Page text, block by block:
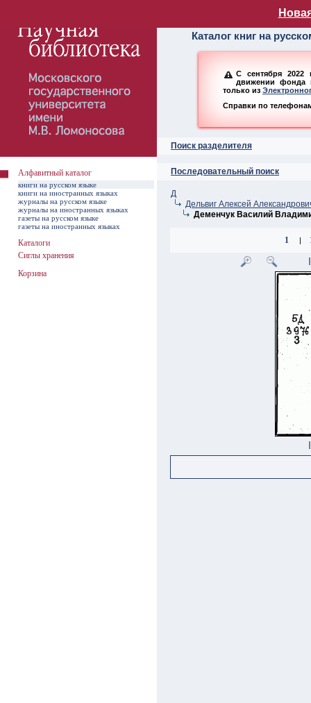
Алфавитный
Каталог книг на
С сентября 2022
движении фонда
только из
Справки по
Поиск разделителя
Последовательный поиск
Д
Дельвиг Алексей
Деменчук Василий
1 |
Алфавитный каталог
книги на русском языке
книги на иностранных языках
журналы на русском языке
журналы на иностранных языках
газеты на русском языке
газеты на иностранных языках
Каталоги
Сиглы хранения
Корзина